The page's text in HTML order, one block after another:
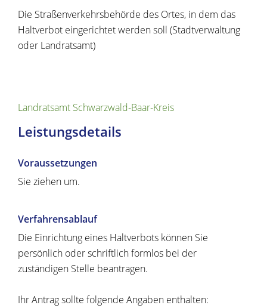
Die Straßenverkehrsbehörde des Ortes, in dem das
Haltverbot eingerichtet werden soll (Stadtverwaltung
oder Landratsamt)
Landratsamt Schwarzwald-Baar-Kreis
Leistungsdetails
Voraussetzungen
Sie ziehen um.
Verfahrensablauf
Die Einrichtung eines Haltverbots können Sie
persönlich oder schriftlich formlos bei der
zuständigen Stelle beantragen.
Ihr Antrag sollte folgende Angaben enthalten: